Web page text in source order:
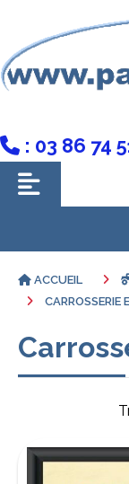
 : 03 86 74
ACCUEIL
CARROSSERIE